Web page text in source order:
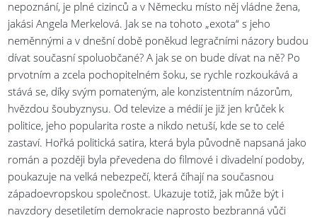
nepoznání, je plné cizinců a v Německu místo něj vládne žena,
jakási Angela Merkelová. Jak se na tohoto „exota“ s jeho
neměnnými a v dnešní době poněkud legračními názory budou
dívat současní spoluobčané? A jak se on bude dívat na ně? Po
prvotním a zcela pochopitelném šoku, se rychle rozkoukává a
stává se, díky svým pomateným, ale konzistentním názorům,
hvězdou šoubyznysu. Od televize a médií je již jen krůček k
politice, jeho popularita roste a nikdo netuší, kde se to celé
zastaví. Hořká politická satira, která byla původně napsaná jako
román a později byla převedena do filmové i divadelní podoby,
poukazuje na velká nebezpečí, která číhají na současnou
západoevropskou společnost. Ukazuje totiž, jak může být i
navzdory desetiletím demokracie naprosto bezbranná vůči